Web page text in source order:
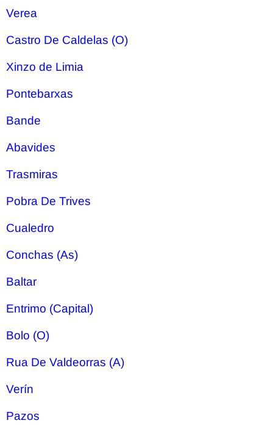
Verea
Castro De Caldelas (O)
Xinzo de Limia
Pontebarxas
Bande
Abavides
Trasmiras
Pobra De Trives
Cualedro
Conchas (As)
Baltar
Entrimo (Capital)
Bolo (O)
Rua De Valdeorras (A)
Verín
Pazos